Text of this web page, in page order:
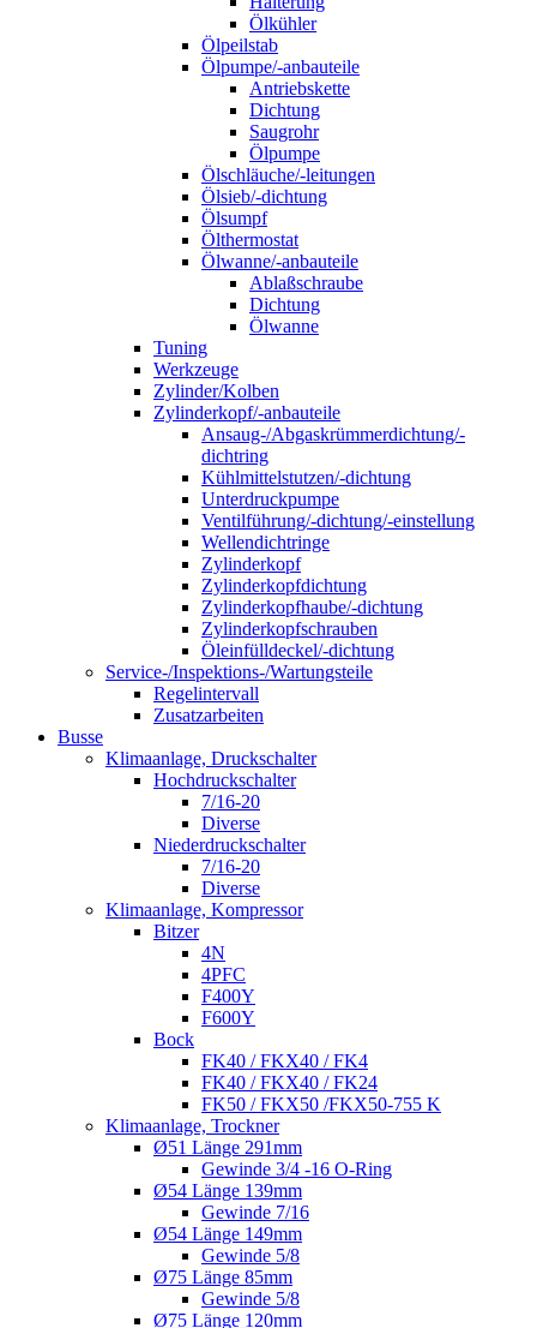
Ölkühler
Ölpeilstab
Ölpumpe/-anbauteile
Antriebskette
Dichtung
Saugrohr
Ölpumpe
Ölschläuche/-leitungen
Ölsieb/-dichtung
Ölsumpf
Ölthermostat
Ölwanne/-anbauteile
Ablaßschraube
Dichtung
Ölwanne
Tuning
Werkzeuge
Zylinder/Kolben
Zylinderkopf/-anbauteile
Ansaug-/Abgaskrümmerdichtung/-
dichtring
Kühlmittelstutzen/-dichtung
Unterdruckpumpe
Ventilführung/-dichtung/-einstellung
Wellendichtringe
Zylinderkopf
Zylinderkopfdichtung
Zylinderkopfhaube/-dichtung
Zylinderkopfschrauben
Öleinfülldeckel/-dichtung
Service-/Inspektions-/Wartungsteile
Regelintervall
Zusatzarbeiten
Busse
Klimaanlage, Druckschalter
Hochdruckschalter
7/16-20
Diverse
Niederdruckschalter
7/16-20
Diverse
Klimaanlage, Kompressor
Bitzer
4N
4PFC
F400Y
F600Y
Bock
FK40 / FKX40 / FK4
FK40 / FKX40 / FK24
FK50 / FKX50 /FKX50-755 K
Klimaanlage, Trockner
Ø51 Länge 291mm
Gewinde 3/4 -16 O-Ring
Ø54 Länge 139mm
Gewinde 7/16
Ø54 Länge 149mm
Gewinde 5/8
Ø75 Länge 85mm
Gewinde 5/8
Ø75 Länge 120mm